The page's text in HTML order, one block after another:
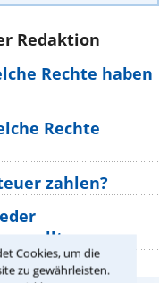
Cookies, um die
zu gewährleisten.
Redaktion
Rechte haben
Rechte
zahlen?
sollte